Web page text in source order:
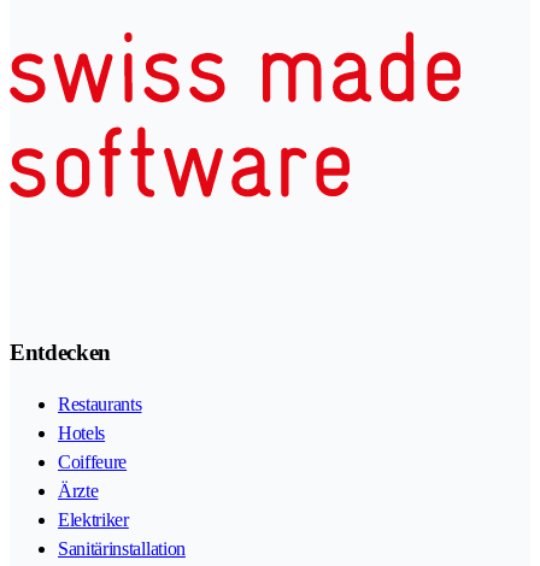
Entdecken
Restaurants
Hotels
Coiffeure
Ärzte
Elektriker
Sanitärinstallation